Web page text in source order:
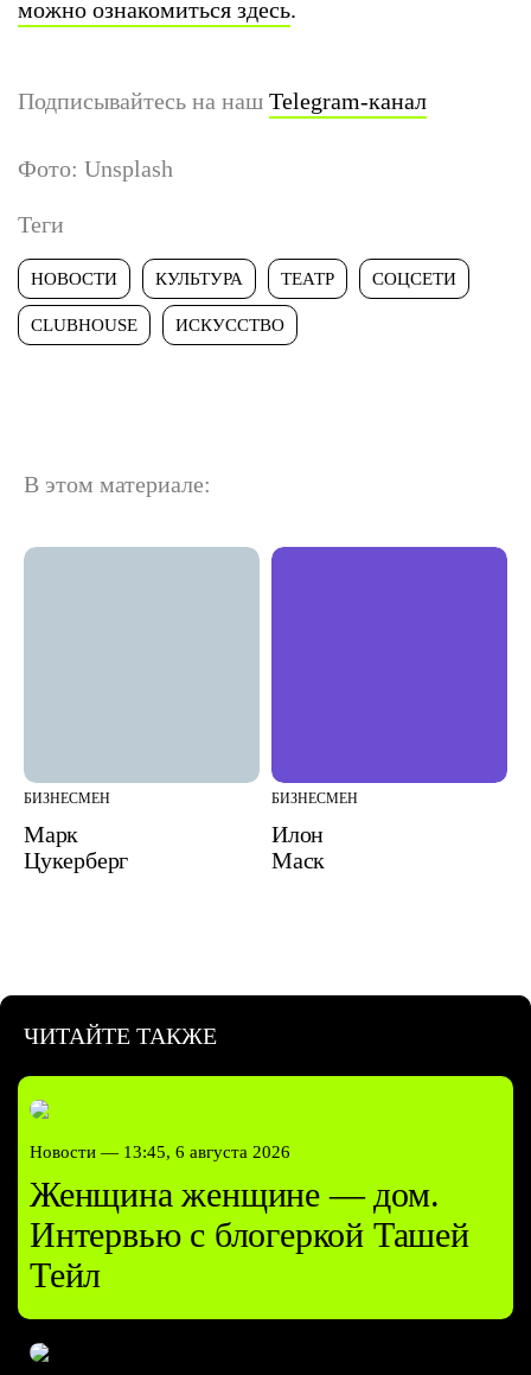
можно ознакомиться здесь.
Подписывайтесь на наш Telegram-канал
Фото: Unsplash
Теги
НОВОСТИ КУЛЬТУРА ТЕАТР СОЦСЕТИ
CLUBHOUSE ИСКУССТВО
В этом материале:
БИЗНЕСМЕН
Марк
Цукерберг
БИЗНЕСМЕН
Илон
Маск
ЧИТАЙТЕ ТАКЖЕ
Новости — 13:45, 6 августа 2026
Женщина женщине — дом.
Интервью с блогеркой Ташей
Тейл